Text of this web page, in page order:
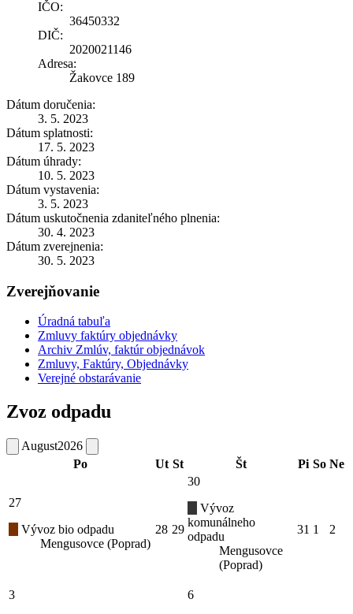
IČO:
36450332
DIČ:
2020021146
Adresa:
Žakovce 189
Dátum doručenia:
3. 5. 2023
Dátum splatnosti:
17. 5. 2023
Dátum úhrady:
10. 5. 2023
Dátum vystavenia:
3. 5. 2023
Dátum uskutočnenia zdaniteľného plnenia:
30. 4. 2023
Dátum zverejnenia:
30. 5. 2023
Zverejňovanie
Úradná tabuľa
Zmluvy faktúry objednávky
Archiv Zmlúv, faktúr objednávok
Zmluvy, Faktúry, Objednávky
Verejné obstarávanie
Zvoz odpadu
August2026
Po
Ut St Št Pi So Ne
27
Vývoz bio odpadu
Mengusovce (Poprad)
28 29
30
Vývoz
komunálneho
odpadu
Mengusovce
(Poprad)
31 1 2
3
6